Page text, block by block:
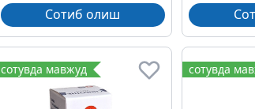
Сотиб олиш
сотувда мавжуд сотувда